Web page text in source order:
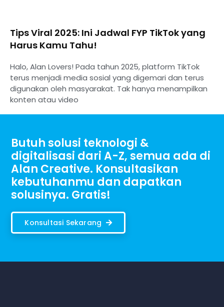
Tips Viral 2025: Ini Jadwal FYP TikTok yang
Harus Kamu Tahu!
Halo, Alan Lovers! Pada tahun 2025, platform TikTok
terus menjadi media sosial yang digemari dan terus
digunakan oleh masyarakat. Tak hanya menampilkan
konten atau video
Butuh solusi teknologi &
digitalisasi dari A-Z, semua ada di
Alan Creative. Konsultasikan
kebutuhanmu dan dapatkan
solusinya. Gratis!
Konsultasi Sekarang